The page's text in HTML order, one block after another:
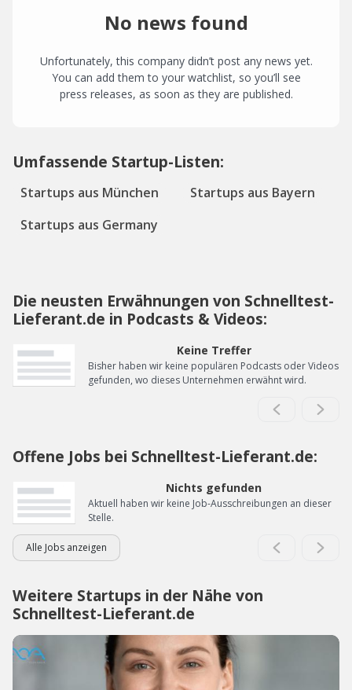
No news found
Unfortunately, this company didn’t post any news yet.
You can add them to your watchlist, so you’ll see
press releases, as soon as they are published.
Umfassende Startup-Listen:
Startups aus München
Startups aus Bayern
Startups aus Germany
Die neusten Erwähnungen von Schnelltest-
Lieferant.de in Podcasts & Videos:
Keine Treffer
Bisher haben wir keine populären Podcasts oder Videos
gefunden, wo dieses Unternehmen erwähnt wird.
Offene Jobs bei Schnelltest-Lieferant.de:
Nichts gefunden
Aktuell haben wir keine Job-Ausschreibungen an dieser
Stelle.
Alle Jobs anzeigen
Weitere Startups in der Nähe von
Schnelltest-Lieferant.de